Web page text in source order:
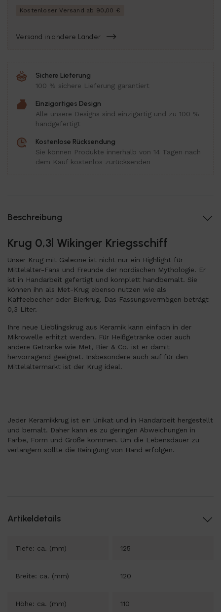
Kostenloser Versand ab 90,00 €
Versand in andere Länder
Sichere Lieferung
100 % sichere Lieferung garantiert
Einzigartiges Design
Alle unsere Designs sind einzigartig und zu 100 %
handgefertigt
Kostenlose Rücksendung
Sie können Produkte innerhalb von 14 Tagen nach
dem Kauf kostenlos zurücksenden
Beschreibung
Krug 0,3l Wikinger Kriegsschiff
Unser Krug mit Galeone ist nicht nur ein Highlight für
Mittelalter-Fans und Freunde der nordischen Mythologie. Er
ist in Handarbeit gefertigt und komplett handbemalt. Sie
können ihn als Met-Krug ebenso nutzen wie als
Kaffeebecher oder Bierkrug. Das Fassungsvermögen beträgt
0,3 Liter.
Ihre neue Lieblingskrug aus Keramik kann einfach in der
Mikrowelle erhitzt werden. Für Heißgetränke oder auch
andere Getränke wie Met, Bier & Co. ist er damit
hervorragend geeignet. Insbesondere auch auf für den
Mittelaltermarkt ist der Krug ideal.
Jeder Keramikkrug ist ein Unikat und in Handarbeit hergestellt
und bemalt. Daher kann es zu geringen Abweichungen in
Farbe, Form und Größe kommen. Um die Lebensdauer zu
verlängern sollte die Reinigung von Hand erfolgen.
Artikeldetails
Tiefe: ca. (mm) 125
Breite: ca. (mm) 120
Höhe: ca. (mm) 110